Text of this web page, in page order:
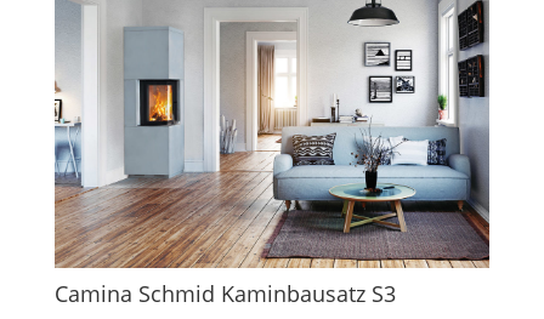
Camina Schmid Kaminbausatz S3